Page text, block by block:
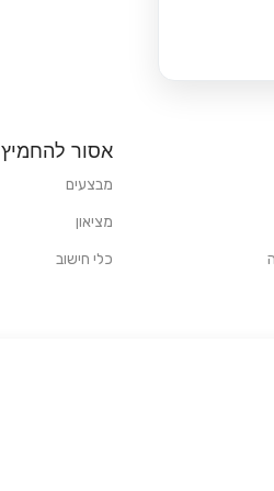
אסור להחמיץ
מבצעים
מציאון
כלי חישוב